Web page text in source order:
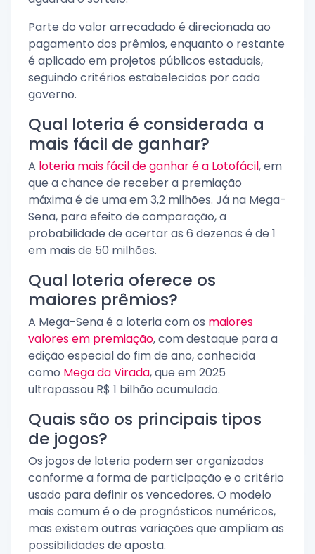
Parte do valor arrecadado é direcionada ao
pagamento dos prêmios, enquanto o restante
é aplicado em projetos públicos estaduais,
seguindo critérios estabelecidos por cada
governo.
Qual loteria é considerada a
mais fácil de ganhar?
A loteria mais fácil de ganhar é a Lotofácil, em
que a chance de receber a premiação
máxima é de uma em 3,2 milhões. Já na Mega-
Sena, para efeito de comparação, a
probabilidade de acertar as 6 dezenas é de 1
em mais de 50 milhões.
Qual loteria oferece os
maiores prêmios?
A Mega-Sena é a loteria com os maiores
valores em premiação, com destaque para a
edição especial do fim de ano, conhecida
como Mega da Virada, que em 2025
ultrapassou R$ 1 bilhão acumulado.
Quais são os principais tipos
de jogos?
Os jogos de loteria podem ser organizados
conforme a forma de participação e o critério
usado para definir os vencedores. O modelo
mais comum é o de prognósticos numéricos,
mas existem outras variações que ampliam as
possibilidades de aposta.